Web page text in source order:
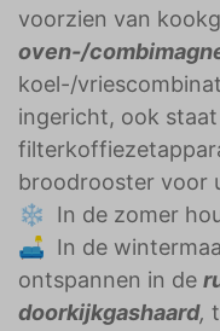
voorzien van
oven-/
koel-/
ingericht, ook staat
broodrooster voor
❄️ In de zomer
🛋️ In de
ontspannen in de
doorkijkgashaard,